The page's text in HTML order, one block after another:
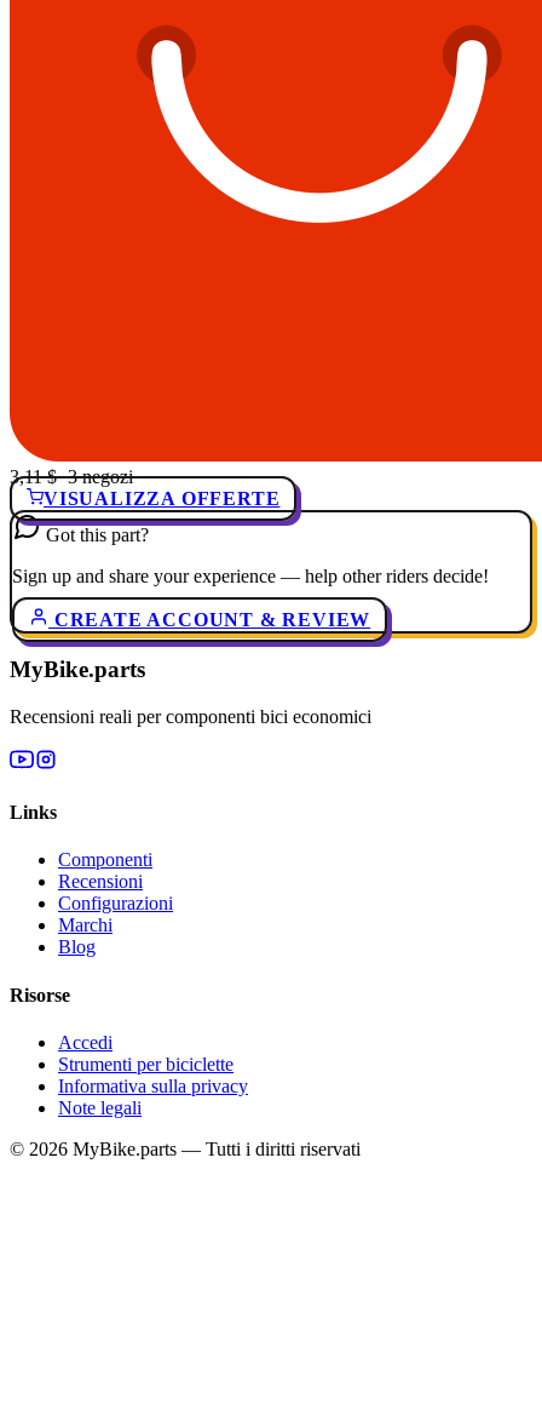
3,11 $· 3 negozi
VISUALIZZA OFFERTE
Got this part?
Sign up and share your experience — help other riders decide!
CREATE ACCOUNT & REVIEW
MyBike.parts
Recensioni reali per componenti bici economici
Links
Componenti
Recensioni
Configurazioni
Marchi
Blog
Risorse
Accedi
Strumenti per biciclette
Informativa sulla privacy
Note legali
© 2026 MyBike.parts — Tutti i diritti riservati